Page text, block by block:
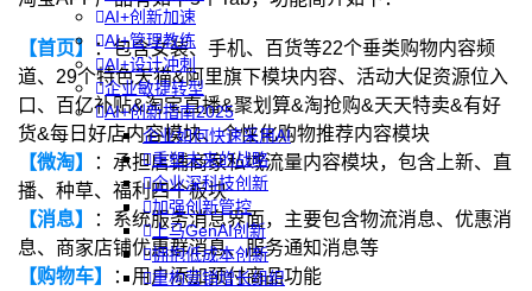
AI+创新加速
AI+管理教练
AI+设计冲刺
企业敏捷转型
AI+创新指南2025
企业如何快速采用AI
重塑未来的战略
企业深科技创新
加强创新管控
上马GenAI创新
拥抱低成本创新
重构营销增长组织
【首页】
：包含女装、手机、百货等22个垂类购物内容频
道、29个特色天猫&阿里旗下模块内容、活动大促资源位入
口、百亿补贴&淘宝直播&聚划算&淘抢购&天天特卖&有好
货&每日好店内容模块、个性化购物推荐内容模块
【微淘】
：承担店铺商家私域流量内容模块，包含上新、直
播、种草、福利四个板块
【消息】
：系统服务消息界面，主要包含物流消息、优惠消
息、商家店铺优惠群消息、服务通知消息等
【购物车】
：用户添加预付商品功能